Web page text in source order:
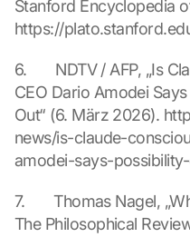
Stanford Encyclopedia
https://
6.       NDTV / AFP,
CEO Dario Amodei
Out“ (6. März 2026).
news/is-claude-
amodei-says-
7.       Thomas Nagel,
The Philosophical
D
t
a
w
i
l
e
t